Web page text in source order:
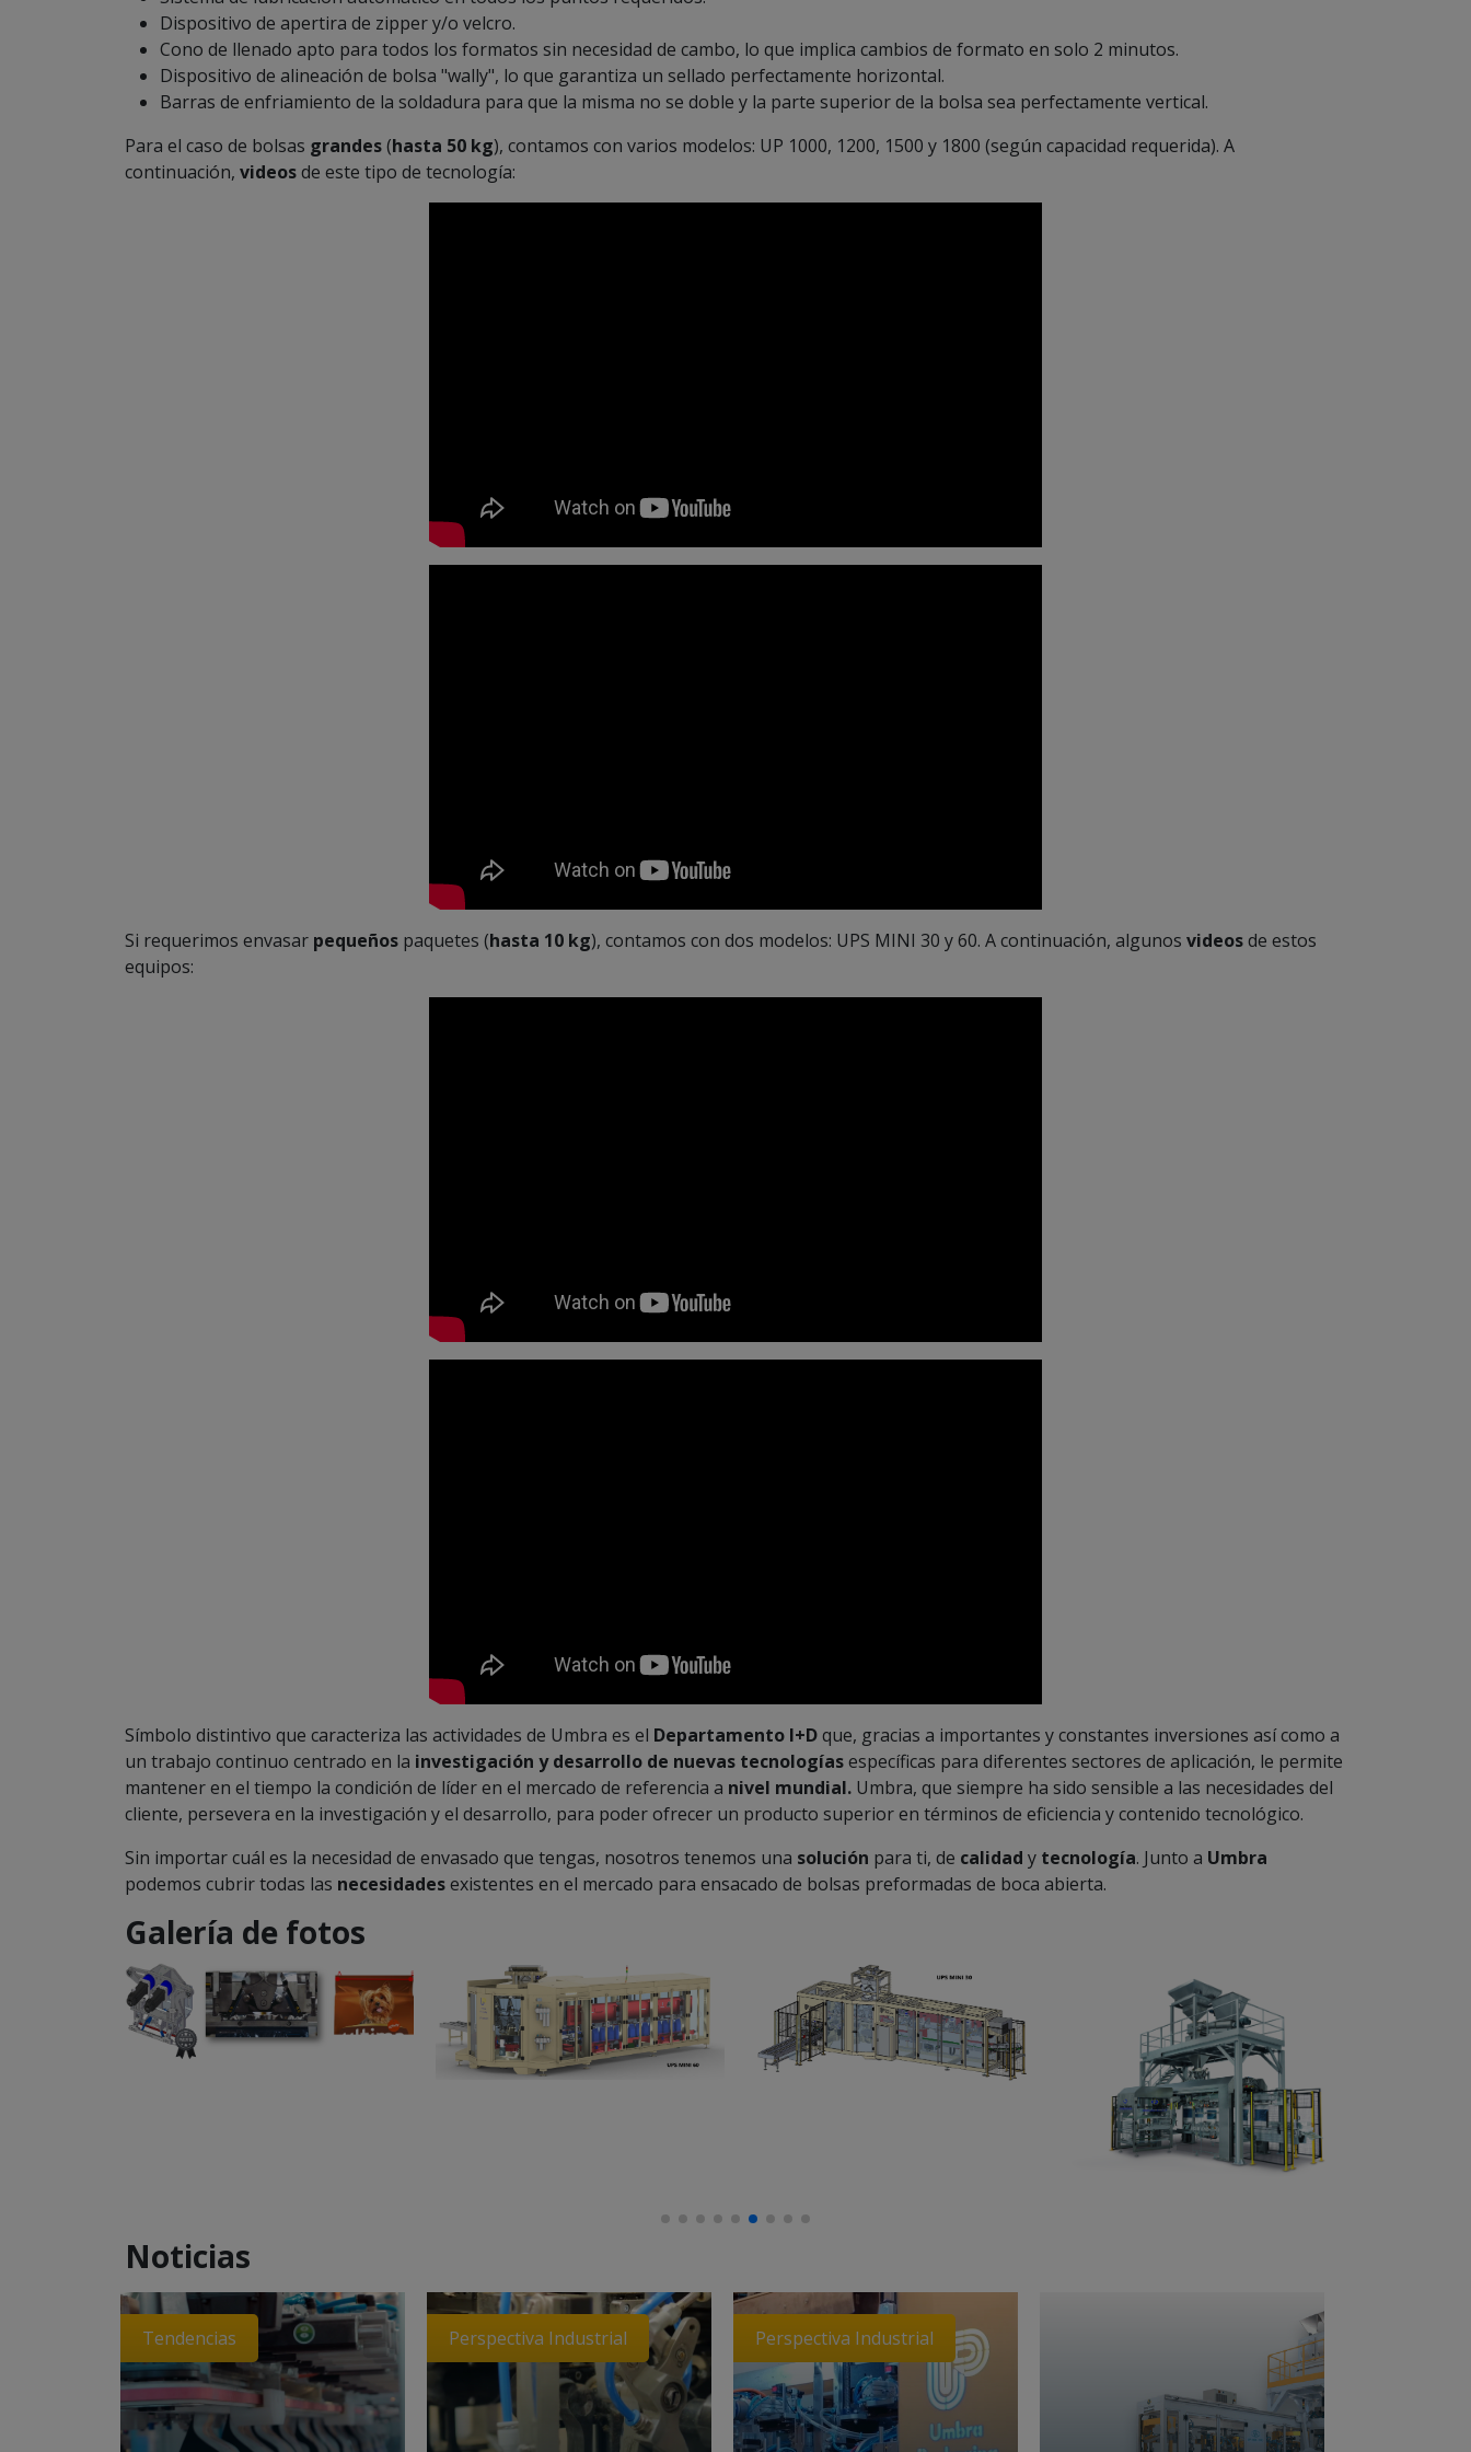
Dispositivo de apertira de zipper y/o velcro.
Cono de llenado apto para todos los formatos sin necesidad de cambo, lo que implica cambios de formato en solo 2 minutos.
Dispositivo de alineación de bolsa "wally", lo que garantiza un sellado perfectamente horizontal.
Barras de enfriamiento de la soldadura para que la misma no se doble y la parte superior de la bolsa sea perfectamente vertical.
Para el caso de bolsas grandes(hasta 50 kg), contamos con varios modelos: UP 1000, 1200, 1500 y 1800 (según capacidad requerida). A
continuación, videosde este tipo de tecnología:
Si requerimos envasar pequeños paquetes (hasta 10 kg), contamos con dos modelos: UPS MINI 30 y 60. A continuación, algunos videosde estos
equipos:
Símbolo distintivo que caracteriza las actividades de Umbra es el Departamento I+Dque, gracias a importantes y constantes inversiones así como a
un trabajo continuo centrado en la investigación y desarrollo de nuevas tecnologíasespecíficas para diferentes sectores de aplicación, le permite
mantener en el tiempo la condición de líder en el mercado de referencia a nivel mundial. Umbra, que siempre ha sido sensible a las necesidades del
cliente, persevera en la investigación y el desarrollo, para poder ofrecer un producto superior en términos de eficiencia y contenido tecnológico.
Sin importar cuál es la necesidad de envasado que tengas, nosotros tenemos una solución para ti, de calidad y tecnología. Junto a Umbra
podemos cubrir todas las necesidadesexistentes en el mercado para ensacado de bolsas preformadas de boca abierta.
Galería de fotos
Noticias
Tendencias Perspectiva Industrial Perspectiva Industrial